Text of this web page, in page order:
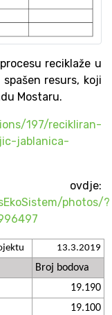
reciklaže u
resurs, koji
Mostaru.
197/recikliran-
jablanica-
ovdje:
photos/?
13.3.2019
Broj bodova
19.190
19.100